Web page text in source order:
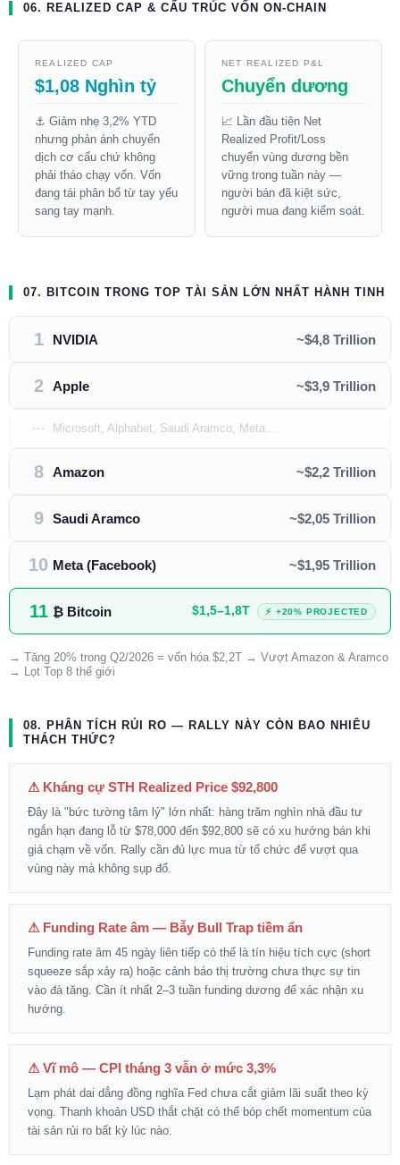
06. REALIZED CAP & CẤU TRÚC VỐN ON-CHAIN
REALIZED CAP
$1,08 Nghìn tỷ
⚓ Giảm nhẹ 3,2% YTD
nhưng phản ánh chuyển
dịch cơ cấu chứ không
phải tháo chạy vốn. Vốn
đang tái phân bổ từ tay yếu
sang tay mạnh.
NET REALIZED P&L
Chuyển dương
📈 Lần đầu tiên Net
Realized Profit/Loss
chuyển vùng dương bền
vững trong tuần này —
người bán đã kiệt sức,
người mua đang kiểm soát.
07. BITCOIN TRONG TOP TÀI SẢN LỚN NHẤT HÀNH TINH
1 NVIDIA ~$4,8 Trillion
2 Apple ~$3,9 Trillion
··· Microsoft, Alphabet, Saudi Aramco, Meta...
8 Amazon ~$2,2 Trillion
9 Saudi Aramco ~$2,05 Trillion
10 Meta (Facebook) ~$1,95 Trillion
11 ₿ Bitcoin $1,5–1,8T ⚡ +20% PROJECTED
→ Tăng 20% trong Q2/2026 = vốn hóa $2,2T → Vượt Amazon & Aramco
→ Lọt Top 8 thế giới
08. PHÂN TÍCH RỦI RO — RALLY NÀY CÒN BAO NHIÊU
THÁCH THỨC?
⚠ Kháng cự STH Realized Price $92,800
Đây là "bức tường tâm lý" lớn nhất: hàng trăm nghìn nhà đầu tư
ngắn hạn đang lỗ từ $78,000 đến $92,800 sẽ có xu hướng bán khi
giá chạm về vốn. Rally cần đủ lực mua từ tổ chức để vượt qua
vùng này mà không sụp đổ.
⚠ Funding Rate âm — Bẫy Bull Trap tiềm ẩn
Funding rate âm 45 ngày liên tiếp có thể là tín hiệu tích cực (short
squeeze sắp xảy ra) hoặc cảnh báo thị trường chưa thực sự tin
vào đà tăng. Cần ít nhất 2–3 tuần funding dương để xác nhận xu
hướng.
⚠ Vĩ mô — CPI tháng 3 vẫn ở mức 3,3%
Lạm phát dai dẳng đồng nghĩa Fed chưa cắt giảm lãi suất theo kỳ
vọng. Thanh khoản USD thắt chặt có thể bóp chết momentum của
tài sản rủi ro bất kỳ lúc nào.